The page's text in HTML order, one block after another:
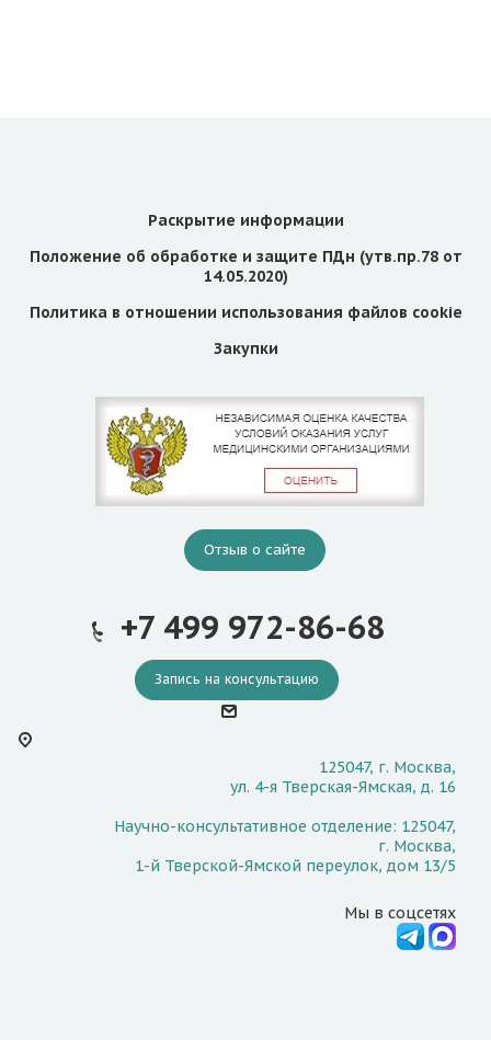
Раскрытие информации
Положение об обработке и защите ПДн (утв.пр.78 от
14.05.2020)
Политика в отношении использования файлов cookie
Закупки
Отзыв о сайте
+7 499 972-86-68
Запись на консультацию
125047, г. Москва,
ул. 4-я Тверская-Ямская, д. 16
Научно-консультативное отделение: 125047,
г. Москва,
1-й Тверской-Ямской переулок, дом 13/5
Мы в соцсетях